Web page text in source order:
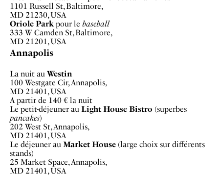
1101 Russell St, Baltimore,
MD 21230, USA
Oriole Park pour le baseball
333 W Camden St, Baltimore,
MD 21201, USA
Annapolis
La nuit au Westin
100 Westgate Cir, Annapolis,
MD 21401, USA
A partir de 140 € la nuit
Le petit-déjeuner au Light House Bistro (superbes
pancakes)
202 West St, Annapolis,
MD 21401, USA
Le déjeuner au Market House (large choix sur différents
stands)
25 Market Space, Annapolis,
MD 21401, USA